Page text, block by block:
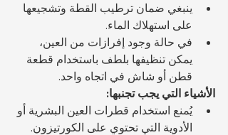
ينبغي ضمان ترطيب القطة وتشجيعها
على استهلاك الماء.
في حالة وجود إفرازات من العين،
يمكن تنظيفها بلطف باستخدام قطعة
قطن أو شاش في اتجاه واحد.
الأشياء التي يجب تجنبها:
يُمنع استخدام قطرات العين البشرية أو
الأدوية التي تحتوي على الكورتيزون.